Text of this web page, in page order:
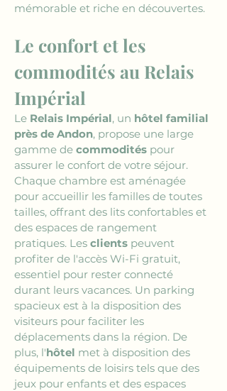
mémorable et riche en découvertes.
Le confort et les
commodités au Relais
Impérial
Le Relais Impérial, un hôtel familial
près de Andon, propose une large
gamme de commodités pour
assurer le confort de votre séjour.
Chaque chambre est aménagée
pour accueillir les familles de toutes
tailles, offrant des lits confortables et
des espaces de rangement
pratiques. Les clients peuvent
profiter de l'accès Wi-Fi gratuit,
essentiel pour rester connecté
durant leurs vacances. Un parking
spacieux est à la disposition des
visiteurs pour faciliter les
déplacements dans la région. De
plus, l'hôtel met à disposition des
équipements de loisirs tels que des
jeux pour enfants et des espaces